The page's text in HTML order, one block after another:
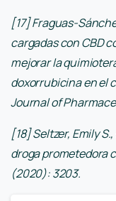
[17] Fraguas-
cargadas con CBD
mejorar la
doxorrubicina en el
Journal of
[18] Seltzer, Emily
droga prometedora
(2020): 3203.